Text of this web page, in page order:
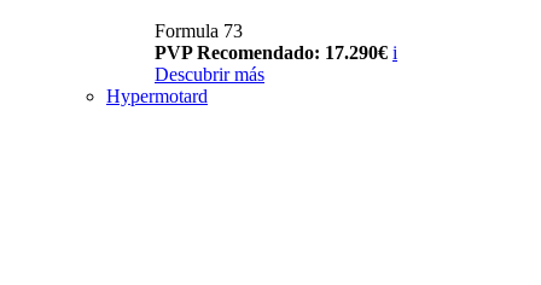
Formula 73
PVP Recomendado: 17.290€ i
Descubrir más
Hypermotard